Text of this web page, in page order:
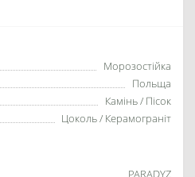
Морозостійка
Польща
Камінь / Пісок
Цоколь / Керамограніт
PARADYZ